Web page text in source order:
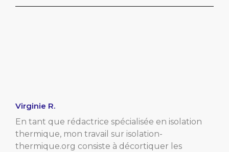
Virginie R.
En tant que rédactrice spécialisée en isolation
thermique, mon travail sur isolation-
thermique.org consiste à décortiquer les